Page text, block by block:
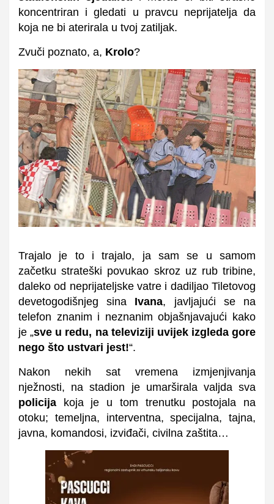
koncentriran i gledati u pravcu neprijatelja da
koja ne bi aterirala u tvoj zatiljak.
Zvuči poznato, a, Krolo?
Trajalo je to i trajalo, ja sam se u samom
začetku strateški povukao skroz uz rub tribine,
daleko od neprijateljske vatre i dadiljao Tiletovog
devetogodišnjeg sina Ivana, javljajući se na
telefon znanim i neznanim objašnjavajući kako
je „sve u redu, na televiziji uvijek izgleda gore
nego što ustvari jest!“.
Nakon nekih sat vremena izmjenjivanja
nježnosti, na stadion je umarširala valjda sva
policija
koja je u tom trenutku postojala na
otoku; temeljna, interventna, specijalna, tajna,
javna, komandosi, izviđači, civilna zaštita…